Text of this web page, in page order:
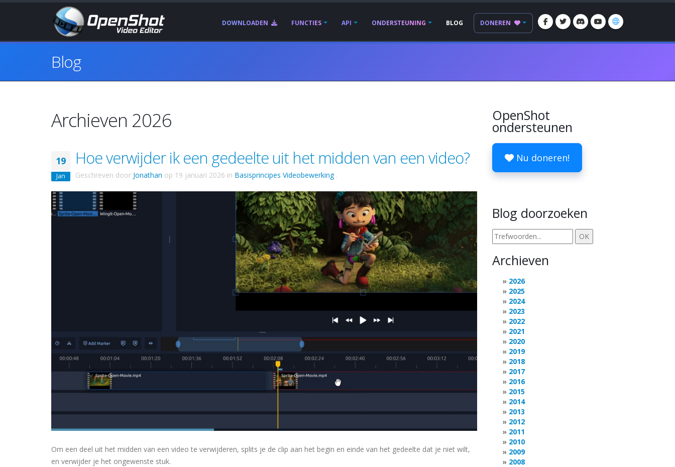
DOWNLOADEN FUNCTIES API ONDERSTEUNING BLOG DONEREN
Blog
Archieven 2026
19
Jan
Hoe verwijder ik een gedeelte uit het midden van een video?
Geschreven door Jonathan op 19 januari 2026 in Basisprincipes Videobewerking.
Om een deel uit het midden van een video te verwijderen, splits je de clip aan het begin en einde van het gedeelte dat je niet wilt,
en verwijder je het ongewenste stuk.
OpenShot
ondersteunen
Nu doneren!
Blog doorzoeken
Archieven
2026
2025
2024
2023
2022
2021
2020
2019
2018
2017
2016
2015
2014
2013
2012
2011
2010
2009
2008